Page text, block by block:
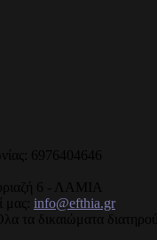
6976404646
6 - ΛΑΜΙΑ
μας: info@efthia.gr
τα δικαιώματα